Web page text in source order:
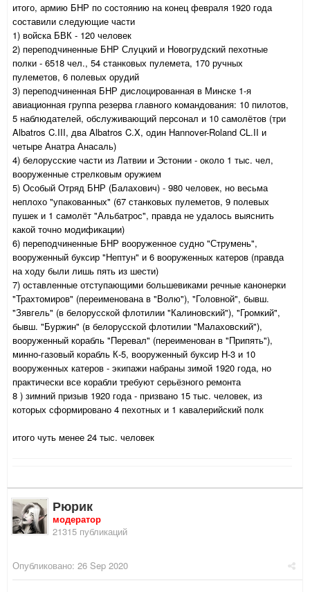
итого, армию БНР по состоянию на конец февраля 1920 года
составили следующие части
1) войска БВК - 120 человек
2) переподчиненные БНР Слуцкий и Новогрудский пехотные
полки - 6518 чел., 54 станковых пулемета, 170 ручных
пулеметов, 6 полевых орудий
3) переподчиненная БНР дислоцированная в Минске 1-я
авиационная группа резерва главного командования: 10 пилотов,
5 наблюдателей, обслуживающий персонал и 10 самолётов (три
Albatros C.III, два Albatros C.X, один Hannover-Roland CL.II и
четыре Анатра Анасаль)
4) белорусские части из Латвии и Эстонии - около 1 тыс. чел,
вооруженные стрелковым оружием
5) Особый Отряд БНР (Балахович) - 980 человек, но весьма
неплохо "упакованных" (67 станковых пулеметов, 9 полевых
пушек и 1 самолёт "Альбатрос", правда не удалось выяснить
какой точно модификации)
6) переподчиненные БНР вооруженное судно "Струмень",
вооруженный буксир "Нептун" и 6 вооруженных катеров (правда
на ходу были лишь пять из шести)
7) оставленные отступающими большевиками речные канонерки
"Трахтомиров" (переименована в "Волю"), "Головной", бывш.
"Зявгель" (в белорусской флотилии "Калиновский"), "Громкий",
бывш. "Буржин" (в белорусской флотилии "Малаховский"),
вооруженный корабль "Перевал" (переименован в "Припять"),
минно-газовый корабль К-5, вооруженный буксир Н-3 и 10
вооруженных катеров - экипажи набраны зимой 1920 года, но
практически все корабли требуют серьёзного ремонта
8 ) зимний призыв 1920 года - призвано 15 тыс. человек, из
которых сформировано 4 пехотных и 1 кавалерийский полк
итого чуть менее 24 тыс. человек
Рюрик
модератор
21315 публикаций
Опубликовано: 26 Sep 2020